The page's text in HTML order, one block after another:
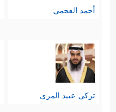
أحمد العجمي
تركي عبيد المري